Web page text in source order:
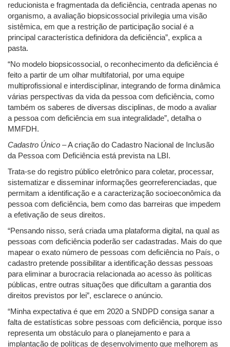
reducionista e fragmentada da deficiência, centrada apenas no
organismo, a avaliação biopsicossocial privilegia uma visão
sistêmica, em que a restrição de participação social é a
principal característica definidora da deficiência”, explica a
pasta.
“No modelo biopsicossocial, o reconhecimento da deficiência é
feito a partir de um olhar multifatorial, por uma equipe
multiprofissional e interdisciplinar, integrando de forma dinâmica
várias perspectivas da vida da pessoa com deficiência, como
também os saberes de diversas disciplinas, de modo a avaliar
a pessoa com deficiência em sua integralidade”, detalha o
MMFDH.
Cadastro Único – A criação do Cadastro Nacional de Inclusão
da Pessoa com Deficiência está prevista na LBI.
Trata-se do registro público eletrônico para coletar, processar,
sistematizar e disseminar informações georreferenciadas, que
permitam a identificação e a caracterização socioeconômica da
pessoa com deficiência, bem como das barreiras que impedem
a efetivação de seus direitos.
“Pensando nisso, será criada uma plataforma digital, na qual as
pessoas com deficiência poderão ser cadastradas. Mais do que
mapear o exato número de pessoas com deficiência no País, o
cadastro pretende possibilitar a identificação dessas pessoas
para eliminar a burocracia relacionada ao acesso às políticas
públicas, entre outras situações que dificultam a garantia dos
direitos previstos por lei”, esclarece o anúncio.
“Minha expectativa é que em 2020 a SNDPD consiga sanar a
falta de estatísticas sobre pessoas com deficiência, porque isso
representa um obstáculo para o planejamento e para a
implantação de políticas de desenvolvimento que melhorem as